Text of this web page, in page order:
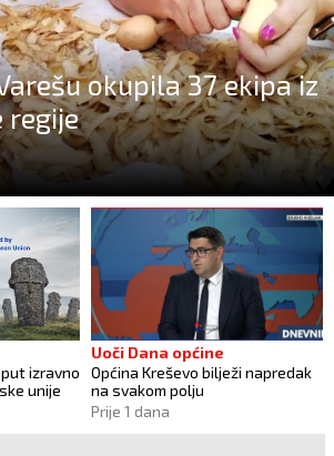
okupila 37 ekipa iz
regije
izravno
unije
Uoči Dana općine
Općina Kreševo bilježi napredak
na svakom polju
Prije 1 dana